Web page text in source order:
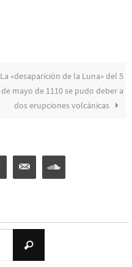
La «desaparición de la Luna» del 5
de mayo de 1110 se pudo deber a
dos erupciones volcánicas
Buscar